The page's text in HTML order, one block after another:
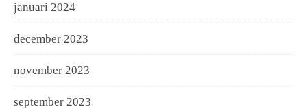
januari 2024
december 2023
november 2023
september 2023